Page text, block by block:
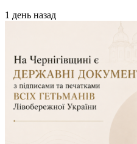
1 день назад